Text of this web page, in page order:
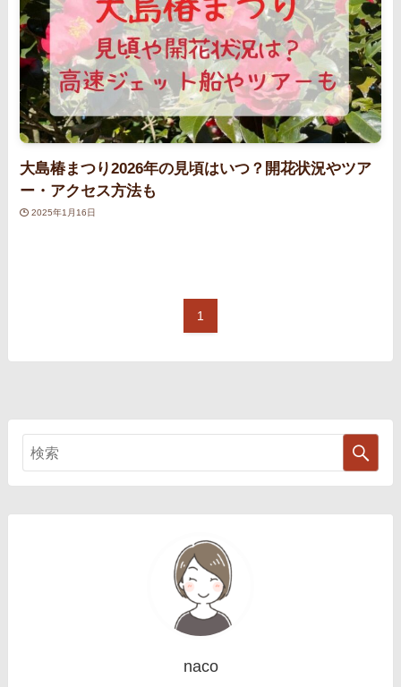
大島椿まつり2026年の見頃はいつ？開花状況やツア
ー・アクセス方法も
2025年1月16日
1
naco